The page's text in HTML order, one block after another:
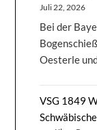
Juli 22, 2026
Bei der
Oesterle
VSG 1849